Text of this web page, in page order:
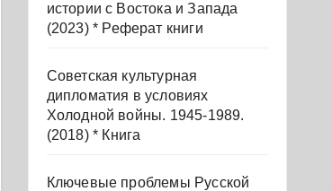
истории с Востока и Запада
(2023) * Реферат книги
Советская культурная
дипломатия в условиях
Холодной войны. 1945-1989.
(2018) * Книга
Ключевые проблемы Русской